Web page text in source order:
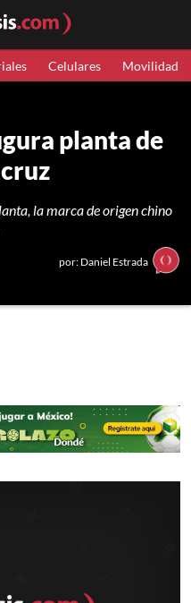
Celulares Movilidad
planta de
la marca de origen chino
por: Daniel Estrada